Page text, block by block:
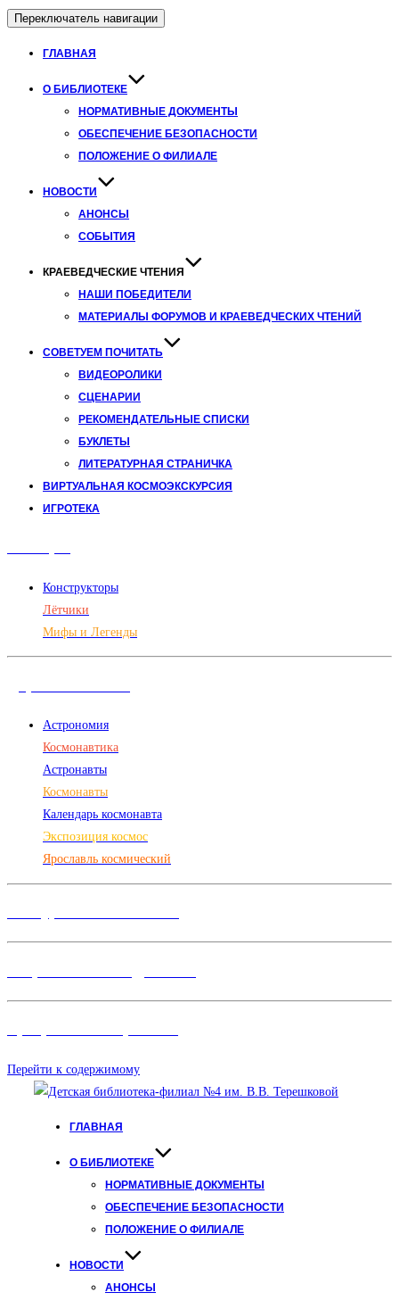
Переключатель навигации
ГЛАВНАЯ
О БИБЛИОТЕКЕ
НОРМАТИВНЫЕ ДОКУМЕНТЫ
ОБЕСПЕЧЕНИЕ БЕЗОПАСНОСТИ
ПОЛОЖЕНИЕ О ФИЛИАЛЕ
НОВОСТИ
АНОНСЫ
СОБЫТИЯ
КРАЕВЕДЧЕСКИЕ ЧТЕНИЯ
НАШИ ПОБЕДИТЕЛИ
МАТЕРИАЛЫ ФОРУМОВ И КРАЕВЕДЧЕСКИХ ЧТЕНИЙ
СОВЕТУЕМ ПОЧИТАТЬ
ВИДЕОРОЛИКИ
СЦЕНАРИИ
РЕКОМЕНДАТЕЛЬНЫЕ СПИСКИ
БУКЛЕТЫ
ЛИТЕРАТУРНАЯ СТРАНИЧКА
ВИРТУАЛЬНАЯ КОСМОЭКСКУРСИЯ
ИГРОТЕКА
Конструкторы
Лётчики
Мифы и Легенды
Астрономия
Космонавтика
Астронавты
Космонавты
Календарь космонавта
Экспозиция космос
Ярославль космический
Перейти к содержимому
ГЛАВНАЯ
О БИБЛИОТЕКЕ
НОРМАТИВНЫЕ ДОКУМЕНТЫ
ОБЕСПЕЧЕНИЕ БЕЗОПАСНОСТИ
ПОЛОЖЕНИЕ О ФИЛИАЛЕ
НОВОСТИ
АНОНСЫ